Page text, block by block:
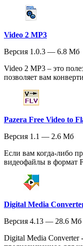
Video 2 MP3
Версия 1.0.3 — 6.8 Мб
Video 2 MP3 – это
позволяет вам
Pazera Free Video to
Версия 1.1 — 2.6 Мб
Если вам когда-либо
видеофайлы в формат
Digital Media
Версия 4.13 — 28.6 Мб
Digital Media Converter